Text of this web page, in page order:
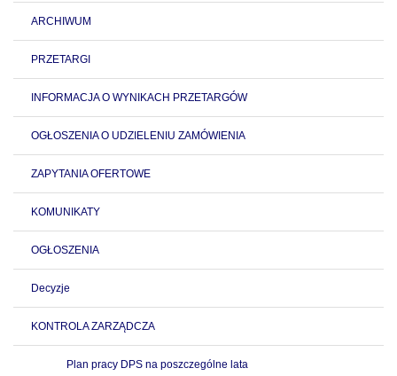
ARCHIWUM
PRZETARGI
INFORMACJA O WYNIKACH PRZETARGÓW
OGŁOSZENIA O UDZIELENIU ZAMÓWIENIA
ZAPYTANIA OFERTOWE
KOMUNIKATY
OGŁOSZENIA
Decyzje
KONTROLA ZARZĄDCZA
Plan pracy DPS na poszczególne lata